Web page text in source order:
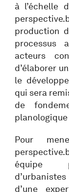
à l’échelle
production
processus
acteurs
d’élaborer
le
qui sera
de
Pour
équipe
d’une